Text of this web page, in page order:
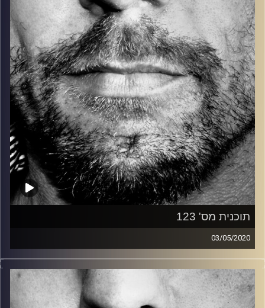
קרדיט תמונות: David Goehring
תוכנית מס' 123
03/05/2020
זיפים, מוזיקה מחוספסת של הופעות חיות. הרבה ג'אם, רוק,
בלוז, bluegrass, ג'אז, Fאנק, פרוגרסיב ואפילו אלקטרוניקה.
כל מה שחי, אמיתי ונושם.
עם שמוליק רגב.